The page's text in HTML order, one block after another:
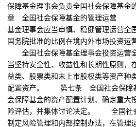
保障基金理事会负责全国社会保障
章 全国社会保障基金的管理运营
基金理事会应当审慎、稳健管理运营全
国务院批准的比例在境内外市场投资运
全国社会保障基金理事会投资运营
当坚持安全性、收益性和长期性原则，
益类、股票类和未上市股权类等资产种
配置资产。 第七条 全国社会保障
会保障基金的资产配置计划、确定重大
险评估，并集体讨论决定。 全国社
制定风险管理和内部控制办法，在管理